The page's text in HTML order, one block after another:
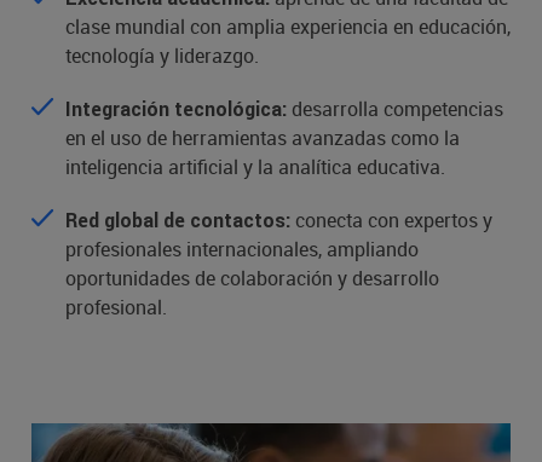
clase mundial con amplia experiencia en educación,
tecnología y liderazgo.
Integración tecnológica: desarrolla competencias
en el uso de herramientas avanzadas como la
inteligencia artificial y la analítica educativa.
Red global de contactos: conecta con expertos y
profesionales internacionales, ampliando
oportunidades de colaboración y desarrollo
profesional.